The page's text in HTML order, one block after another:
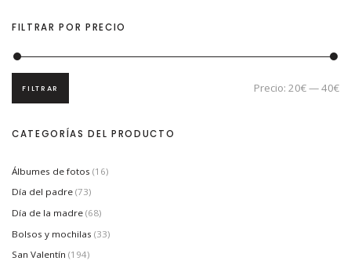
FILTRAR POR PRECIO
r
i
í
i
o
r
i
á
i
o
FILTRAR Precio: 20€—40€
CATEGORÍAS DEL PRODUCTO
Álbumes de fotos (16)
Día del padre (73)
Día de la madre (68)
Bolsos y mochilas (33)
San Valentín (194)